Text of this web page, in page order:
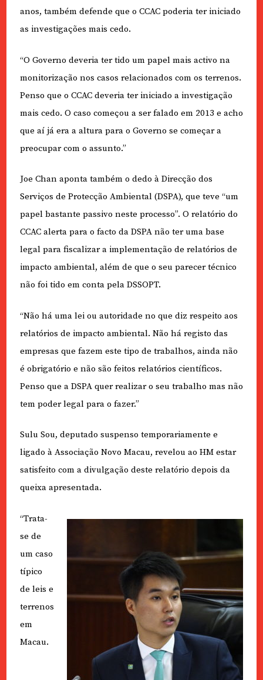
anos, também defende que o CCAC poderia ter iniciado
as investigações mais cedo.
“O Governo deveria ter tido um papel mais activo na
monitorização nos casos relacionados com os terrenos.
Penso que o CCAC deveria ter iniciado a investigação
mais cedo. O caso começou a ser falado em 2013 e acho
que aí já era a altura para o Governo se começar a
preocupar com o assunto.”
Joe Chan aponta também o dedo à Direcção dos
Serviços de Protecção Ambiental (DSPA), que teve “um
papel bastante passivo neste processo”. O relatório do
CCAC alerta para o facto da DSPA não ter uma base
legal para fiscalizar a implementação de relatórios de
impacto ambiental, além de que o seu parecer técnico
não foi tido em conta pela DSSOPT.
“Não há uma lei ou autoridade no que diz respeito aos
relatórios de impacto ambiental. Não há registo das
empresas que fazem este tipo de trabalhos, ainda não
é obrigatório e não são feitos relatórios científicos.
Penso que a DSPA quer realizar o seu trabalho mas não
tem poder legal para o fazer.”
Sulu Sou, deputado suspenso temporariamente e
ligado à Associação Novo Macau, revelou ao HM estar
satisfeito com a divulgação deste relatório depois da
queixa apresentada.
“Trata-
se de
um caso
típico
de leis e
terrenos
em
Macau.